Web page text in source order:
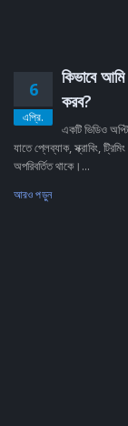
6
এপ্রি.
কিভাবে
করব?
একটি ভিডিও
যাতে প্লেব্যাক, স্ক্রাবিং,
অপরিবর্তিত থাকে।...
আরও পড়ুন